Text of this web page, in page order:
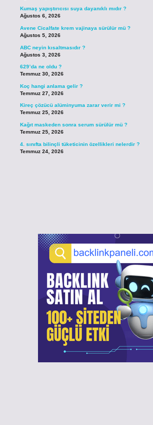
Kumaş yapıştırıcısı suya dayanıklı mıdır ?
Ağustos 6, 2026
Avene Cicalfate krem vajinaya sürülür mü ?
Ağustos 5, 2026
ABC neyin kısaltmasıdır ?
Ağustos 3, 2026
629’da ne oldu ?
Temmuz 30, 2026
Koç hangi anlama gelir ?
Temmuz 27, 2026
Kireç çözücü alüminyuma zarar verir mi ?
Temmuz 25, 2026
Kağıt maskeden sonra serum sürülür mü ?
Temmuz 25, 2026
4. sınıfta bilinçli tüketicinin özellikleri nelerdir ?
Temmuz 24, 2026